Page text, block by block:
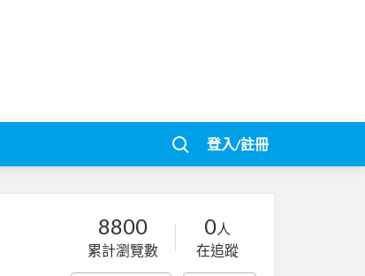
登入/註冊
8800
累計瀏覽數
0人
在追蹤